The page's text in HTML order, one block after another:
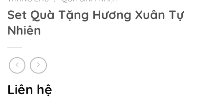
Set Quà Tặng Hương Xuân Tự
Nhiên
Liên hệ